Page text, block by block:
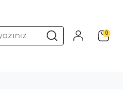
Sunum Gereçleri Kalıplar0